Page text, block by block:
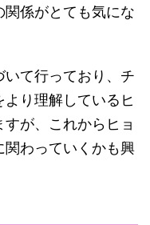
関係がとても気にな
いて行っており、チ
り理解しているヒ
が、これからヒョ
関わっていくかも興